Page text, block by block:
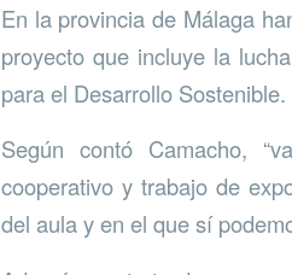
En la provincia de Málaga
proyecto que incluye la
para el Desarrollo Sostenible.
Según contó Camacho,
cooperativo y trabajo de
del aula y en el que sí